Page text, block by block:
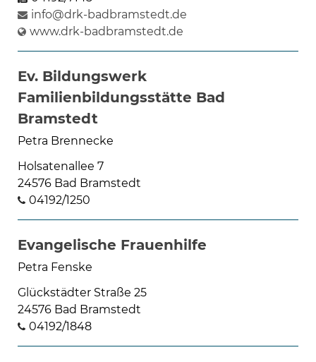
info@drk-badbramstedt.de
www.drk-badbramstedt.de
Ev. Bildungswerk
Familienbildungsstätte Bad
Bramstedt
Petra Brennecke
Holsatenallee 7
24576 Bad Bramstedt
04192/1250
Evangelische Frauenhilfe
Petra Fenske
Glückstädter Straße 25
24576 Bad Bramstedt
04192/1848